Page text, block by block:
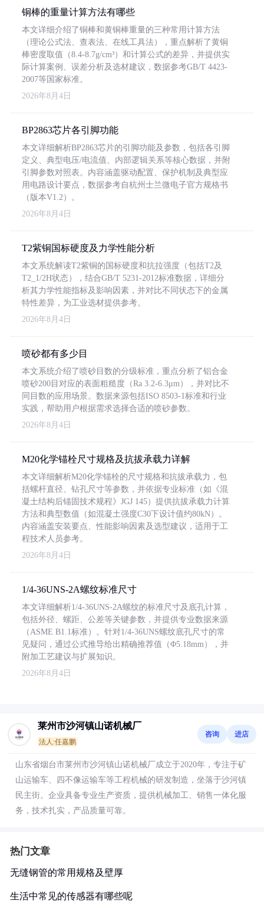
铜棒的重量计算方法有哪些
本文详细介绍了铜棒和黄铜棒重量的三种常用计算方法
（理论公式法、查表法、在线工具法），重点解析了黄铜
棒密度取值（8.4-8.7g/cm³）和计算公式的差异，并提供实
际计算案例、误差分析及选材建议，数据参考GB/T 4423-
2007等国家标准。
2026年8月4日
BP2863芯片各引脚功能
本文详细解析BP2863芯片的引脚功能及参数，包括各引脚
定义、典型电压/电流值、内部逻辑关系等核心数据，并附
引脚参数对照表。内容涵盖驱动配置、保护机制及典型应
用电路设计要点，数据参考自杭州士兰微电子官方规格书
（版本V1.2）。
2026年8月4日
T2紫铜国标硬度及力学性能分析
本文系统解读T2紫铜的国标硬度和抗拉强度（包括T2及
T2_1/2H状态），结合GB/T 5231-2012标准数据，详细分
析其力学性能指标及影响因素，并对比不同状态下的金属
特性差异，为工业选材提供参考。
2026年8月4日
喷砂都有多少目
本文系统介绍了喷砂目数的分级标准，重点分析了铝合金
喷砂200目对应的表面粗糙度（Ra 3.2-6.3μm），并对比不
同目数的应用场景。数据来源包括ISO 8503-1标准和行业
实践，帮助用户根据需求选择合适的喷砂参数。
2026年8月4日
M20化学锚栓尺寸规格及抗拔承载力详解
本文详细解析M20化学锚栓的尺寸规格和抗拔承载力，包
括螺杆直径、钻孔尺寸等参数，并依据专业标准（如《混
凝土结构后锚固技术规程》JGJ 145）提供抗拔承载力计算
方法和典型数值（如混凝土强度C30下设计值约80kN）。
内容涵盖安装要点、性能影响因素及选型建议，适用于工
程技术人员参考。
2026年8月4日
1/4-36UNS-2A螺纹标准尺寸
本文详细解析1/4-36UNS-2A螺纹的标准尺寸及底孔计算，
包括外径、螺距、公差等关键参数，并提供专业数据来源
（ASME B1.1标准）。针对1/4-36UNS螺纹底孔尺寸的常
见疑问，通过公式推导给出精确推荐值（Φ5.18mm），并
附加工艺建议与扩展知识。
2026年8月4日
莱州市沙河镇山诺机械厂
法人:任嘉鹏
咨询 进店
山东省烟台市莱州市沙河镇山诺机械厂成立于2020年，专注于矿
山运输车、四不像运输车等工程机械的研发制造，坐落于沙河镇
民主街。企业具备专业生产资质，提供机械加工、销售一体化服
务，技术扎实，产品质量可靠。
热门文章
无缝钢管的常用规格及壁厚
生活中常见的传感器有哪些呢